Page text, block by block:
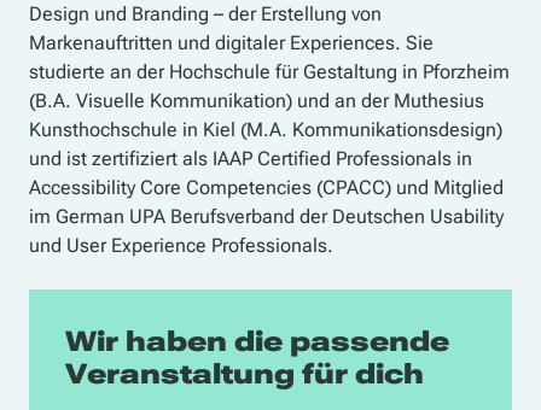
Design und Branding – der Erstellung von
Markenauftritten und digitaler Experiences. Sie
studierte an der Hochschule für Gestaltung in Pforzheim
(B.A. Visuelle Kommunikation) und an der Muthesius
Kunsthochschule in Kiel (M.A. Kommunikationsdesign)
und ist zertifiziert als IAAP Certified Professionals in
Accessibility Core Competencies (CPACC) und Mitglied
im German UPA Berufsverband der Deutschen Usability
und User Experience Professionals.
Wir haben die passende
Veranstaltung für dich